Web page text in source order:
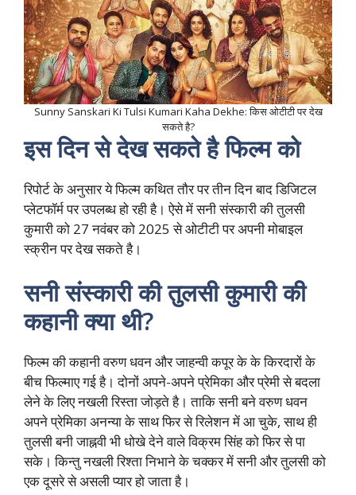
Sunny Sanskari Ki Tulsi Kumari Kaha Dekhe: किस ओटीटी पर देख
सकते है?
इस दिन से देख सकते है फिल्म को
रिपोर्ट के अनुसार ये फिल्म कथित तौर पर तीन दिन बाद डिजिटल
प्लेटफॉर्म पर उपलब्ध हो रही है। ऐसे में सनी संस्कारी की तुलसी
कुमारी को 27 नवंबर को 2025 से ओटीटी पर अपनी मोबाइल
स्क्रीन पर देख सकते है।
सनी संस्कारी की तुलसी कुमारी की
कहानी क्या थी?
फिल्म की कहानी वरुण धवन और जाहन्वी कपूर के के किरदारों के
बीच फिल्माए गई है। दोनों अपने-अपने प्रेमिका और प्रेमी से बदला
लेने के लिए नखली रिस्ता जोड़ते है। ताकि सनी बने वरुण धवन
अपने प्रेमिका अनन्या के साथ फिर से रिलेशन में आ चुके, साथ ही
तुलसी बनी जाह्नवी भी धोखे देने वाले विक्रम सिंह को फिर से पा
सके। किन्तु नखली रिश्ता निभाने के चक्कर में सनी और तुलसी को
एक दूसरे से असली प्यार हो जाता है।